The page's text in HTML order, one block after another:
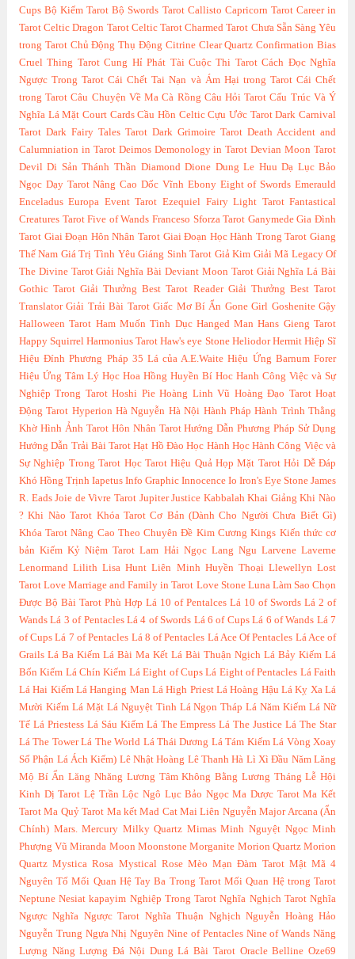
Cups Bộ Kiếm Tarot Bộ Swords Tarot Callisto Capricorn Tarot Career in
Tarot Celtic Dragon Tarot Celtic Tarot Charmed Tarot Chưa Sẵn Sàng Yêu
trong Tarot Chủ Động Thụ Động Citrine Clear Quartz Confirmation Bias
Cruel Thing Tarot Cung Hỉ Phát Tài Cuộc Thi Tarot Cách Đọc Nghĩa
Ngược Trong Tarot Cái Chết Tai Nạn và Ám Hại trong Tarot Cái Chết
trong Tarot Câu Chuyện Về Ma Cà Rồng Câu Hỏi Tarot Cấu Trúc Và Ý
Nghĩa Lá Mặt Court Cards Cầu Hồn Celtic Cựu Ước Tarot Dark Carnival
Tarot Dark Fairy Tales Tarot Dark Grimoire Tarot Death Accident and
Calumniation in Tarot Deimos Demonology in Tarot Devian Moon Tarot
Devil Di Sản Thánh Thần Diamond Dione Dung Le Huu Dạ Lục Bảo
Ngọc Dạy Tarot Nâng Cao Dốc Vĩnh Ebony Eight of Swords Emerauld
Enceladus Europa Event Tarot Ezequiel Fairy Light Tarot Fantastical
Creatures Tarot Five of Wands Franceso Sforza Tarot Ganymede Gia Đình
Tarot Giai Đoạn Hôn Nhân Tarot Giai Đoạn Học Hành Trong Tarot Giang
Thế Nam Giá Trị Tình Yêu Giáng Sinh Tarot Giả Kim Giải Mã Legacy Of
The Divine Tarot Giải Nghĩa Bài Deviant Moon Tarot Giải Nghĩa Lá Bài
Gothic Tarot Giải Thưởng Best Tarot Reader Giải Thưởng Best Tarot
Translator Giải Trải Bài Tarot Giấc Mơ Bí Ẩn Gone Girl Goshenite Gậy
Halloween Tarot Ham Muốn Tình Dục Hanged Man Hans Gieng Tarot
Happy Squirrel Harmonius Tarot Haw's eye Stone Heliodor Hermit Hiệp Sĩ
Hiệu Đính Phương Pháp 35 Lá của A.E.Waite Hiệu Ứng Barnum Forer
Hiệu Ứng Tâm Lý Học Hoa Hồng Huyền Bí Hoc Hanh Công Việc và Sự
Nghiệp Trong Tarot Hoshi Pie Hoàng Linh Vũ Hoàng Đạo Tarot Hoạt
Động Tarot Hyperion Hà Nguyễn Hà Nội Hành Pháp Hành Trình Thằng
Khờ Hình Ảnh Tarot Hôn Nhân Tarot Hướng Dẫn Phương Pháp Sử Dụng
Hướng Dẫn Trải Bài Tarot Hạt Hồ Đào Học Hành Học Hành Công Việc và
Sự Nghiệp Trong Tarot Học Tarot Hiệu Quả Họp Mặt Tarot Hỏi Dễ Đáp
Khó Hồng Trịnh Iapetus Info Graphic Innocence Io Iron's Eye Stone James
R. Eads Joie de Vivre Tarot Jupiter Justice Kabbalah Khai Giảng Khi Nào
? Khi Nào Tarot Khóa Tarot Cơ Bản (Dành Cho Người Chưa Biết Gì)
Khóa Tarot Nâng Cao Theo Chuyên Đề Kim Cương Kings Kiến thức cơ
bản Kiếm Kỷ Niệm Tarot Lam Hải Ngọc Lang Ngu Larvene Laverne
Lenormand Lilith Lisa Hunt Liên Minh Huyền Thoại Llewellyn Lost
Tarot Love Marriage and Family in Tarot Love Stone Luna Làm Sao Chọn
Được Bộ Bài Tarot Phù Hợp Lá 10 of Pentalces Lá 10 of Swords Lá 2 of
Wands Lá 3 of Pentacles Lá 4 of Swords Lá 6 of Cups Lá 6 of Wands Lá 7
of Cups Lá 7 of Pentacles Lá 8 of Pentacles Lá Ace Of Pentacles Lá Ace of
Grails Lá Ba Kiếm Lá Bài Ma Kết Lá Bài Thuận Ngịch Lá Bảy Kiếm Lá
Bốn Kiếm Lá Chín Kiếm Lá Eight of Cups Lá Eight of Pentacles Lá Faith
Lá Hai Kiếm Lá Hanging Man Lá High Priest Lá Hoàng Hậu Lá Kỵ Xa Lá
Mười Kiếm Lá Mặt Lá Nguyệt Tinh Lá Ngọn Tháp Lá Năm Kiếm Lá Nữ
Tế Lá Priestess Lá Sáu Kiếm Lá The Empress Lá The Justice Lá The Star
Lá The Tower Lá The World Lá Thái Dương Lá Tám Kiếm Lá Vòng Xoay
Số Phận Lá Ách Kiếm) Lê Nhật Hoàng Lê Thanh Hà Lì Xì Đầu Năm Lăng
Mộ Bí Ẩn Lăng Nhăng Lương Tâm Không Bằng Lương Tháng Lễ Hội
Kinh Dị Tarot Lệ Trần Lộc Ngô Lục Bảo Ngọc Ma Dược Tarot Ma Kết
Tarot Ma Quỷ Tarot Ma kết Mad Cat Mai Liên Nguyễn Major Arcana (Ẩn
Chính) Mars. Mercury Milky Quartz Mimas Minh Nguyệt Ngọc Minh
Phượng Vũ Miranda Moon Moonstone Morganite Morion Quartz Morion
Quartz Mystica Rosa Mystical Rose Mèo Mạn Đàm Tarot Mật Mã 4
Nguyên Tố Mối Quan Hệ Tay Ba Trong Tarot Mối Quan Hệ trong Tarot
Neptune Nesiat kapayim Nghiệp Trong Tarot Nghĩa Nghịch Tarot Nghĩa
Ngược Nghĩa Ngược Tarot Nghĩa Thuận Nghịch Nguyễn Hoàng Hảo
Nguyễn Trung Ngựa Nhị Nguyên Nine of Pentacles Nine of Wands Năng
Lượng Năng Lượng Đá Nội Dung Lá Bài Tarot Oracle Belline Oze69